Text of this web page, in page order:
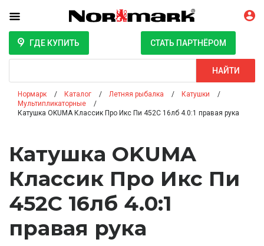
ГДЕ КУПИТЬ СТАТЬ ПАРТНЁРОМ
НАЙТИ
Нормарк Каталог Летняя рыбалка
Катушки
Мультипликаторные
Катушка OKUMA Классик Про Икс Пи 452C 16лб 4.0:1 правая рука
Катушка OKUMA
Классик Про Икс Пи
452C 16лб 4.0:1
правая рука